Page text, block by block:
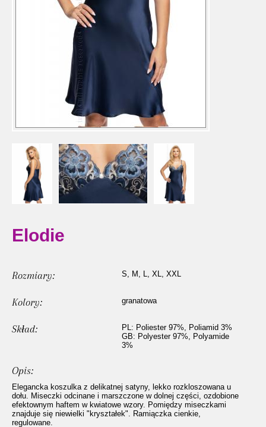
Elodie
Rozmiary: S, M, L, XL, XXL
Kolory: granatowa
Skład:
PL: Poliester 97%, Poliamid 3%
GB: Polyester 97%, Polyamide
3%
Opis:
Elegancka koszulka z delikatnej satyny, lekko rozkloszowana u
dołu. Miseczki odcinane i marszczone w dolnej części, ozdobione
efektownym haftem w kwiatowe wzory. Pomiędzy miseczkami
znajduje się niewielki "kryształek". Ramiączka cienkie,
regulowane.